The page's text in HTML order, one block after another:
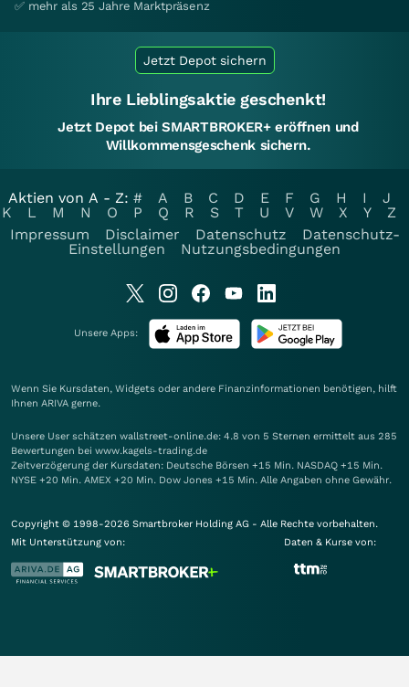
✅ mehr als 25 Jahre Marktpräsenz
Jetzt Depot sichern
Ihre Lieblingsaktie geschenkt!
Jetzt Depot bei SMARTBROKER+ eröffnen und
Willkommensgeschenk sichern.
Aktien von A - Z: # A B C D E F G H I
J
K
L M N O P Q R S T U V W X Y
Z
Impressum
Disclaimer Datenschutz
Datenschutz-
Einstellungen
Nutzungsbedingungen
Unsere Apps:
Wenn Sie Kursdaten, Widgets oder andere Finanzinformationen benötigen, hilft
Ihnen ARIVA gerne.
Unsere User schätzen wallstreet-online.de: 4.8 von 5 Sternen ermittelt aus 285
Bewertungen bei www.kagels-trading.de
Zeitverzögerung der Kursdaten: Deutsche Börsen +15 Min. NASDAQ +15 Min.
NYSE +20 Min. AMEX +20 Min. Dow Jones +15 Min. Alle Angaben ohne Gewähr.
Copyright © 1998-2026 Smartbroker Holding AG - Alle Rechte vorbehalten.
Mit Unterstützung von:
Daten & Kurse von: